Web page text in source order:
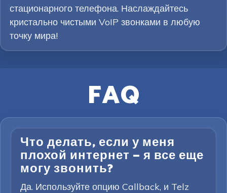
стационарного телефона. Наслаждайтесь
кристально чистыми VoIP звонками в любую
точку мира!
FAQ
Что делать, если у меня
плохой интернет — я все еще
могу звонить?
Да. Используйте опцию Callback, и Telz